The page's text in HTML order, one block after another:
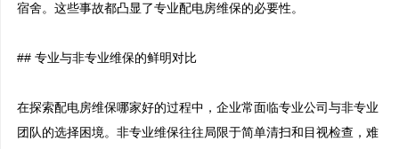
宿舍。这些事故都凸显了专业配电房维保的必要性。
## 专业与非专业维保的鲜明对比
在探索配电房维保哪家好的过程中，企业常面临专业公司与非专业
团队的选择困境。非专业维保往往局限于简单清扫和目视检查，难